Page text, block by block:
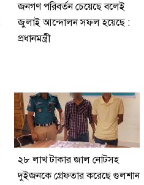
জনগণ পরিবর্তন চেয়েছে বলেই
জুলাই আন্দোলন সফল হয়েছে :
প্রধানমন্ত্রী
২৮ লাখ টাকার জাল নোটসহ
দুইজনকে গ্রেফতার করেছে গুলশান